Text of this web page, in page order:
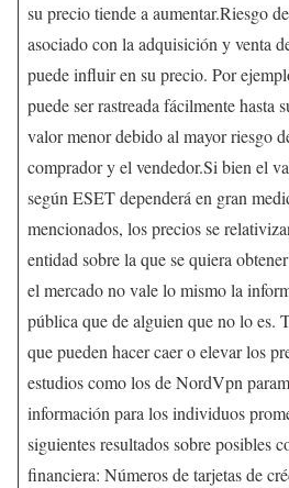
su precio tiende a aumentar.Riesgo
asociado con la adquisición y venta
puede influir en su precio. Por
puede ser rastreada fácilmente hasta
valor menor debido al mayor riesgo
comprador y el vendedor.Si bien el
según ESET dependerá en gran
mencionados, los precios se
entidad sobre la que se quiera
el mercado no vale lo mismo la
pública que de alguien que no lo es.
que pueden hacer caer o elevar los
estudios como los de NordVpn
información para los individuos
siguientes resultados sobre posibles
financiera: Números de tarjetas de